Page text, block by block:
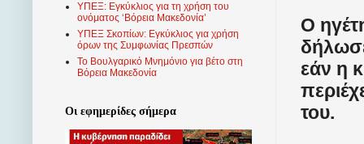
Ο
εάν η
του.
ΥΠΕΞ: Εγκύκλιος για τη χρήση του
ονόματος ‘Βόρεια Μακεδονία’
ΥΠΕΞ Σκοπίων: Εγκύκλιος για χρήση
όρων της Συμφωνίας Πρεσπών
Το Βουλγαρικό Μνημόνιο για βέτο στη
Βόρεια Μακεδονία
Οι εφημερίδες σήμερα